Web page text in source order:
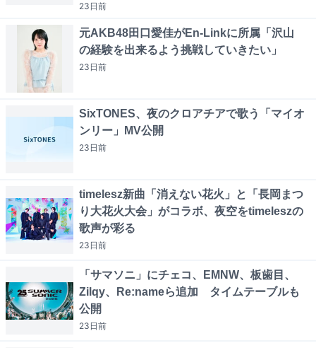
23日前
元AKB48田口愛佳がEn-Linkに所属「沢山
の経験を出来るよう挑戦していきたい」
23日前
SixTONES、夜のクロアチアで歌う「マイオ
ンリー」MV公開
23日前
timelesz新曲「消えない花火」と「長岡まつ
り大花火大会」がコラボ、夜空をtimeleszの
歌声が彩る
23日前
「サマソニ」にチェコ、EMNW、板歯目、
Zilqy、Re:nameら追加 タイムテーブルも
公開
23日前